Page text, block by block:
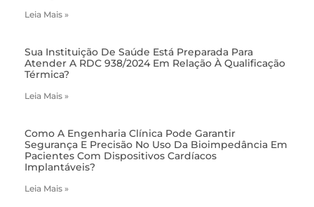
Leia Mais »
Sua Instituição De Saúde Está Preparada Para
Atender A RDC 938/2024 Em Relação À Qualificação
Térmica?
Leia Mais »
Como A Engenharia Clínica Pode Garantir
Segurança E Precisão No Uso Da Bioimpedância Em
Pacientes Com Dispositivos Cardíacos
Implantáveis?
Leia Mais »